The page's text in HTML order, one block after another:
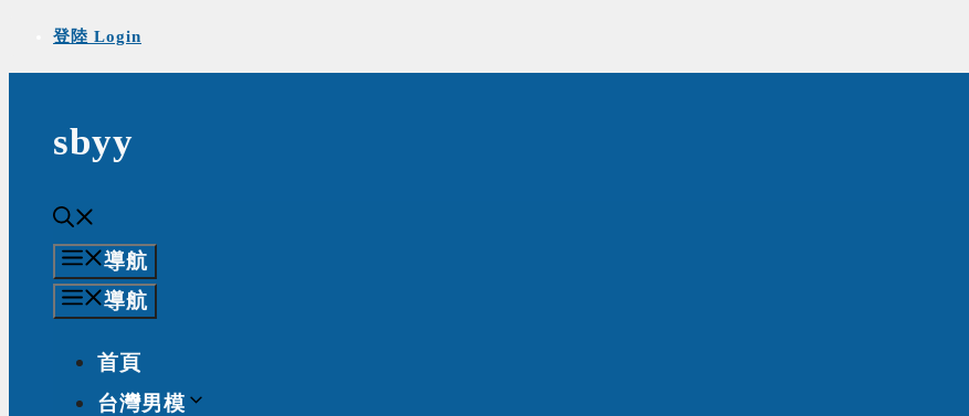
to
登陸 Login
sbyy
導航
導航
首頁
台灣男模